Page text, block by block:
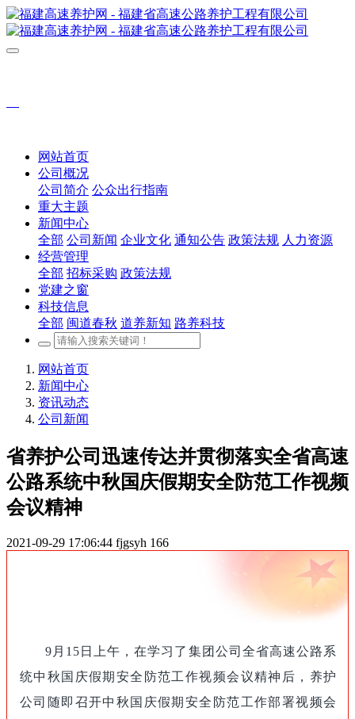
网站首页
公司概况
公司简介 公众出行指南
重大主题
新闻中心
全部 公司新闻 企业文化 通知公告 政策法规 人力资源
经营管理
全部 招标采购 政策法规
党建之窗
科技信息
全部 闽道春秋 道养新知 路养科技
网站首页
新闻中心
资讯动态
公司新闻
省养护公司迅速传达并贯彻落实全省高速
公路系统中秋国庆假期安全防范工作视频
会议精神
2021-09-29 17:06:44 fjgsyh 166
9月15日上午，在学习了集团公司全省高速公路系
统中秋国庆假期安全防范工作视频会议精神后，养护
公司随即召开中秋国庆假期安全防范工作部署视频会